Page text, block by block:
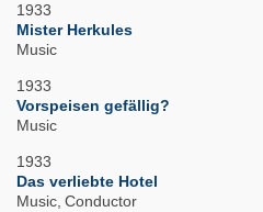
1933
Mister Herkules
Music
1933
Vorspeisen gefällig?
Music
1933
Das verliebte Hotel
Music Conductor